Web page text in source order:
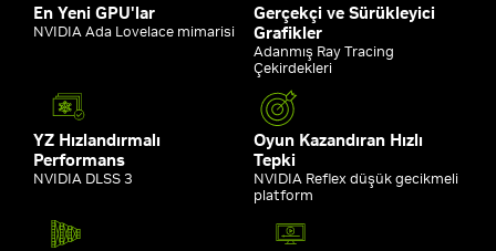
En Yeni GPU'lar
NVIDIA Ada Lovelace mimarisi
Gerçekçi ve Sürükleyici
Grafikler
Adanmış Ray Tracing
Çekirdekleri
YZ Hızlandırmalı
Performans
NVIDIA DLSS 3
Oyun Kazandıran Hızlı
Tepki
NVIDIA Reflex düşük gecikmeli
platform